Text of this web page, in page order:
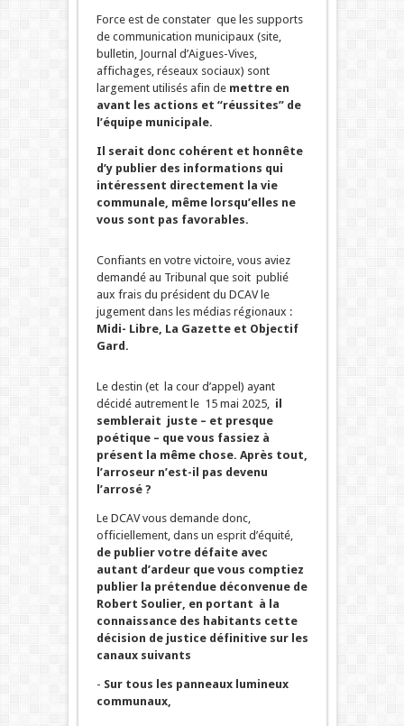
Force est de constater que les supports
de communication municipaux (site,
bulletin, Journal d’Aigues-Vives,
affichages, réseaux sociaux) sont
largement utilisés afin de mettre en
avant les actions et “réussites” de
l’équipe municipale.
Il serait donc cohérent et honnête
d’y publier des informations qui
intéressent directement la vie
communale, même lorsqu’elles ne
vous sont pas favorables.
Confiants en votre victoire, vous aviez
demandé au Tribunal que soit publié
aux frais du président du DCAV le
jugement dans les médias régionaux :
Midi- Libre, La Gazette et Objectif
Gard.
Le destin (et la cour d’appel) ayant
décidé autrement le 15 mai 2025, il
semblerait juste – et presque
poétique – que vous fassiez à
présent la même chose. Après tout,
l’arroseur n’est-il pas devenu
l’arrosé ?
Le DCAV vous demande donc,
officiellement, dans un esprit d’équité,
de publier votre défaite avec
autant d’ardeur que vous comptiez
publier la prétendue déconvenue de
Robert Soulier, en portant à la
connaissance des habitants cette
décision de justice définitive sur les
canaux suivants
- Sur tous les panneaux lumineux
communaux,